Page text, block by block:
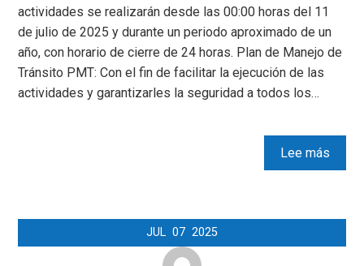
actividades se realizarán desde las 00:00 horas del 11
de julio de 2025 y durante un periodo aproximado de un
año, con horario de cierre de 24 horas. Plan de Manejo de
Tránsito PMT: Con el fin de facilitar la ejecución de las
actividades y garantizarles la seguridad a todos los…
Lee más
JUL 07 2025